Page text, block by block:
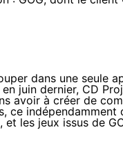
dans une seule
juin dernier, CD
avoir à créer de
ce
les jeux issus de